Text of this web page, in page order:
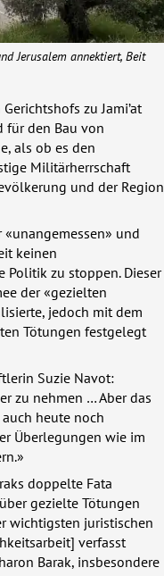
Jerusalem annektiert, Beit
zu Jami’at
für den Bau von
als ob es den
Militärherrschaft
und der Region
und
keinen
Politik zu stoppen. Dieser
der «gezielten
jedoch mit dem
Tötungen festgelegt
Suzie Navot:
zu nehmen … Aber das
heute noch
Überlegungen wie im
doppelte Fata
gezielte Tötungen
wichtigsten juristischen
verfasst
Barak, insbesondere